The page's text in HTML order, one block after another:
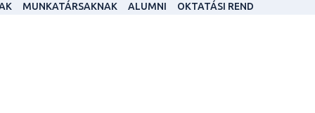
MUNKATÁRSAKNAK ALUMNI OKTATÁSI REND